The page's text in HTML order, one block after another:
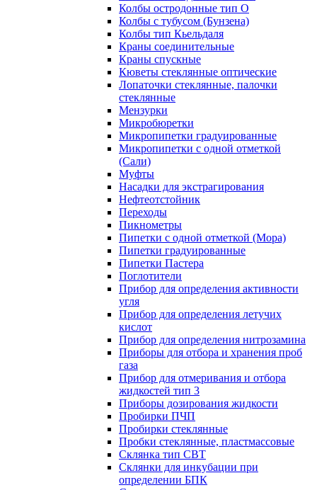
Колбы остродонные тип О
Колбы с тубусом (Бунзена)
Колбы тип Кьельдаля
Краны соединительные
Краны спускные
Кюветы стеклянные оптические
Лопаточки стеклянные, палочки
стеклянные
Мензурки
Микробюретки
Микропипетки градуированные
Микропипетки с одной отметкой
(Сали)
Муфты
Насадки для экстрагирования
Нефтеотстойник
Переходы
Пикнометры
Пипетки с одной отметкой (Мора)
Пипетки градуированные
Пипетки Пастера
Поглотители
Прибор для определения активности
угля
Прибор для определения летучих
кислот
Прибор для определения нитрозамина
Приборы для отбора и хранения проб
газа
Прибор для отмеривания и отбора
жидкостей тип 3
Приборы дозирования жидкости
Пробирки ПЧП
Пробирки стеклянные
Пробки стеклянные, пластмассовые
Склянка тип СВТ
Склянки для инкубации при
определении БПК